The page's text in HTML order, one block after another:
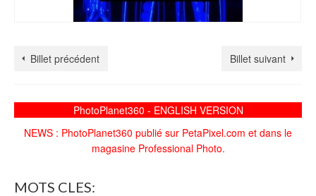
Billet précédent Billet suivant
PhotoPlanet360 - ENGLISH VERSION
NEWS : PhotoPlanet360 publié sur PetaPixel.com et dans le
magasine Professional Photo.
MOTS CLES: